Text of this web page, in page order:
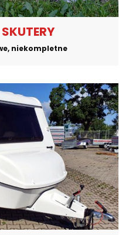
niekompletne